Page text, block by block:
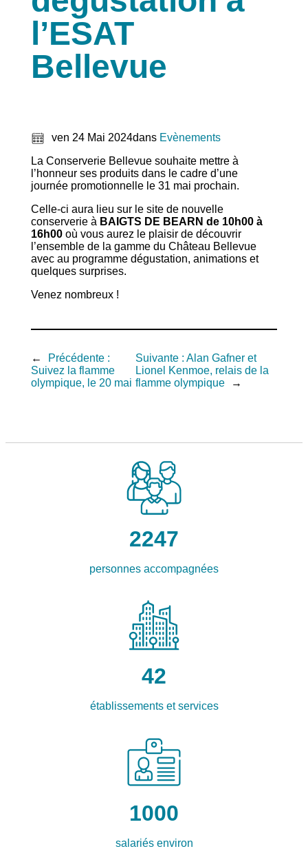
l’ESAT
Bellevue
ven 24 Mai 2024dans Evènements
La Conserverie Bellevue souhaite mettre à
l’honneur ses produits dans le cadre d’une
journée promotionnelle le 31 mai prochain.
Celle-ci aura lieu sur le site de nouvelle
conserverie à BAIGTS DE BEARN de 10h00 à
16h00où vous aurez le plaisir de découvrir
l’ensemble de la gamme du Château Bellevue
avec au programme dégustation, animations et
quelques surprises.
Venez nombreux !
←
Précédente :
Suivez la flamme
olympique, le 20 mai
Suivante : Alan Gafner et
Lionel Kenmoe, relais de la
flamme olympique
→
2247
personnes accompagnées
42
établissements et services
1000
salariés environ